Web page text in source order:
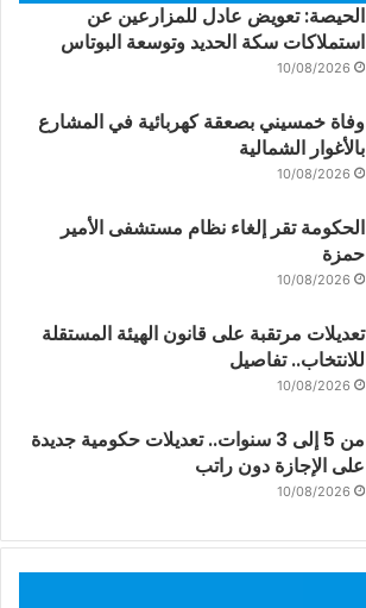
الحيصة: تعويض عادل للمزارعين عن
استملاكات سكة الحديد وتوسعة البوتاس
10/08/2026
وفاة خمسيني بصعقة كهربائية في المشارع
بالأغوار الشمالية
10/08/2026
الحكومة تقر إلغاء نظام مستشفى الأمير
حمزة
10/08/2026
تعديلات مرتقبة على قانون الهيئة المستقلة
للانتخاب.. تفاصيل
10/08/2026
من 5 إلى 3 سنوات.. تعديلات حكومية جديدة
على الإجازة دون راتب
10/08/2026